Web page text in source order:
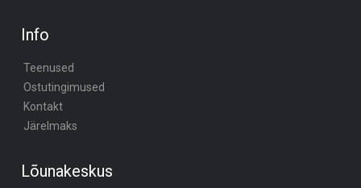
Info
Teenused
Ostutingimused
Kontakt
Järelmaks
Lõunakeskus